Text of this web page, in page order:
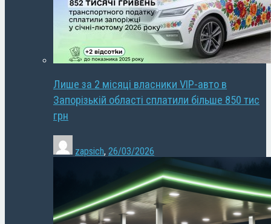
Лише за 2 місяці власники VIP-авто в
Запорізькій області сплатили більше 850 тис
грн
zapsich, 26/03/2026